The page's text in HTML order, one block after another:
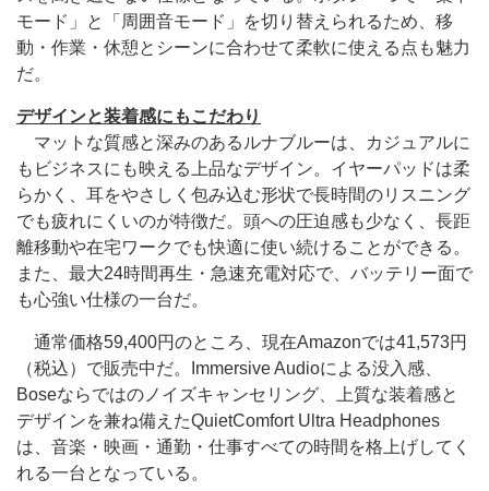
モード」と「周囲音モード」を切り替えられるため、移
動・作業・休憩とシーンに合わせて柔軟に使える点も魅力
だ。
デザインと装着感にもこだわり
マットな質感と深みのあるルナブルーは、カジュアルに
もビジネスにも映える上品なデザイン。イヤーパッドは柔
らかく、耳をやさしく包み込む形状で長時間のリスニング
でも疲れにくいのが特徴だ。頭への圧迫感も少なく、長距
離移動や在宅ワークでも快適に使い続けることができる。
また、最大24時間再生・急速充電対応で、バッテリー面で
も心強い仕様の一台だ。
通常価格59,400円のところ、現在Amazonでは41,573円
（税込）で販売中だ。Immersive Audioによる没入感、
Boseならではのノイズキャンセリング、上質な装着感と
デザインを兼ね備えたQuietComfort Ultra Headphones
は、音楽・映画・通勤・仕事すべての時間を格上げしてく
れる一台となっている。